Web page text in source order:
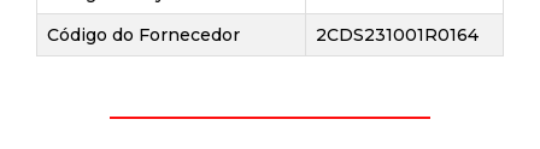
Código do Fornecedor
2CDS231001R0164